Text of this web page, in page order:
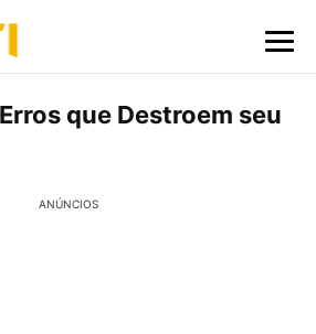
que Destroem seu
ANÚNCIOS